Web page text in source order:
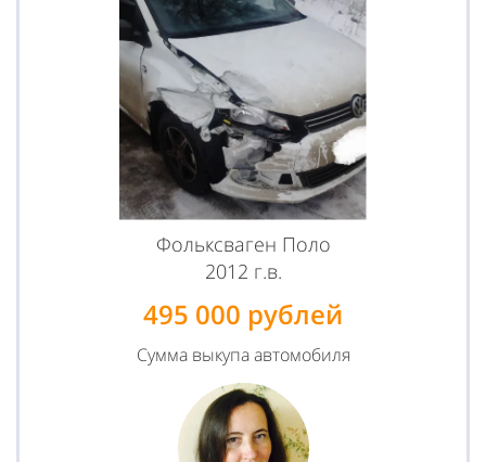
Фольксваген Поло
2012 г.в.
495 000 рублей
Сумма выкупа автомобиля